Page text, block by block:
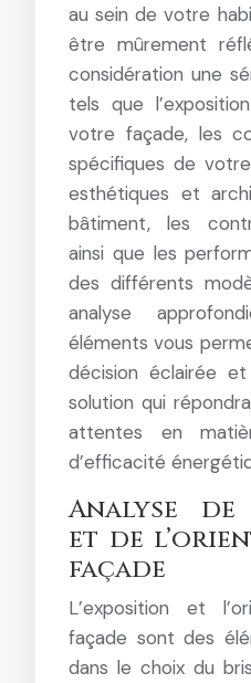
au sein de votre
être mûrement
considération une
tels que
votre façade, les
spécifiques de
esthétiques et
bâtiment, les
ainsi que les
des différents
analyse
éléments vous
décision éclairée
solution qui
attentes en
d’efficacité
Analyse de
et de
façade
L’exposition et
façade sont des
dans le choix du